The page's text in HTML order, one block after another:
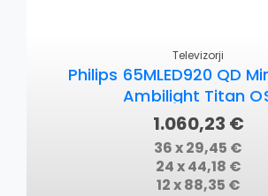
Televizorji
Philips 65MLED920 QD
Ambilight Titan
1.060,23 €
36 x 29,45 €
24 x 44,18 €
12 x 88,35 €